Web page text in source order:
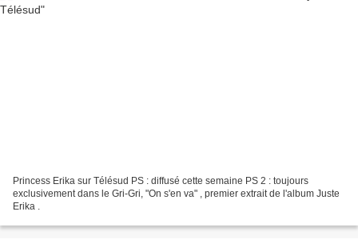
Princess Erika sur Télésud PS : diffusé cette semaine PS 2 : toujours
exclusivement dans le Gri-Gri, "On s'en va" , premier extrait de l'album Juste
Erika .